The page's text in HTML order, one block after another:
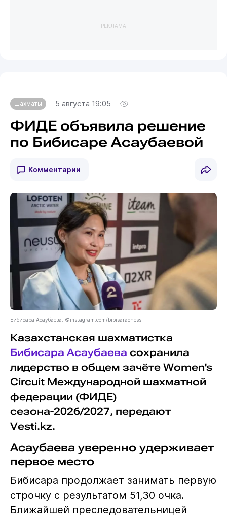
РЕКЛАМА
Шахматы 5 августа 19:05
ФИДЕ объявила решение
по Бибисаре Асаубаевой
Комментарии
Бибисара Асаубаева. ©instagram.com/bibisarachess
Казахстанская шахматистка
Бибисара Асаубаева сохранила
лидерство в общем зачёте Women's
Circuit Международной шахматной
федерации (ФИДЕ)
сезона-2026/2027, передают
Vesti.kz.
Асаубаева уверенно удерживает
первое место
Бибисара продолжает занимать первую
строчку с результатом 51,30 очка.
Ближайшей преследовательницей